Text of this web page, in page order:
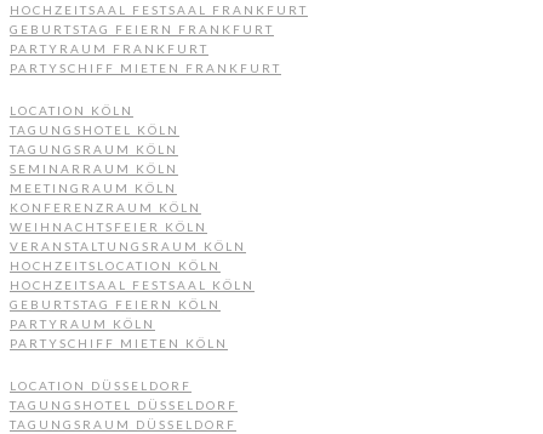
HOCHZEITSAAL FESTSAAL FRANKFURT
GEBURTSTAG FEIERN FRANKFURT
PARTYRAUM FRANKFURT
PARTYSCHIFF MIETEN FRANKFURT
LOCATION KÖLN
TAGUNGSHOTEL KÖLN
TAGUNGSRAUM KÖLN
SEMINARRAUM KÖLN
MEETINGRAUM KÖLN
KONFERENZRAUM KÖLN
WEIHNACHTSFEIER KÖLN
VERANSTALTUNGSRAUM KÖLN
HOCHZEITSLOCATION KÖLN
HOCHZEITSAAL FESTSAAL KÖLN
GEBURTSTAG FEIERN KÖLN
PARTYRAUM KÖLN
PARTYSCHIFF MIETEN KÖLN
LOCATION DÜSSELDORF
TAGUNGSHOTEL DÜSSELDORF
TAGUNGSRAUM DÜSSELDORF